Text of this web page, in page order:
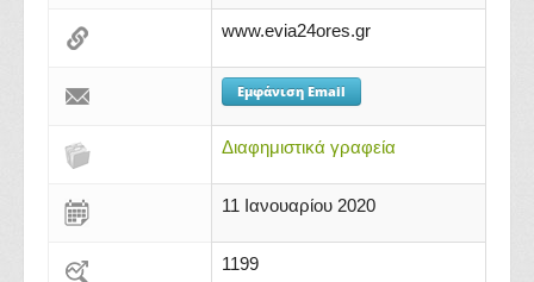
www.evia24ores.gr
Εμφάνιση Email
Διαφημιστικά γραφεία
11 Ιανουαρίου 2020
1199